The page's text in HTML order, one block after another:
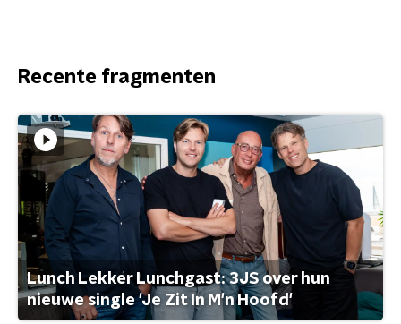
Recente fragmenten
Lunch Lekker Lunchgast: 3JS over hun
nieuwe single 'Je Zit In M'n Hoofd'